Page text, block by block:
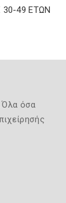
49 ΕΤΩΝ
Όλα όσα